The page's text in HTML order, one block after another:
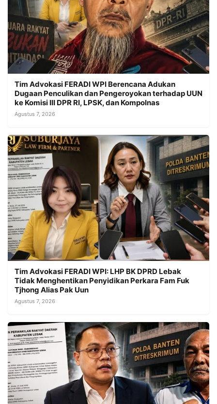
Tim Advokasi FERADI WPI Berencana Adukan
Dugaan Penculikan dan Pengeroyokan terhadap UUN
ke Komisi III DPR RI, LPSK, dan Kompolnas
Agustus 7, 2026
Tim Advokasi FERADI WPI: LHP BK DPRD Lebak
Tidak Menghentikan Penyidikan Perkara Fam Fuk
Tjhong Alias Pak Uun
Agustus 7, 2026